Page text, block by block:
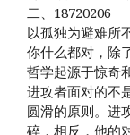
二、18720206
以孤独为避难所
你什么都对，除
哲学起源于惊奇
进攻者面对的不
圆滑的原则。进
碎，相反，他的